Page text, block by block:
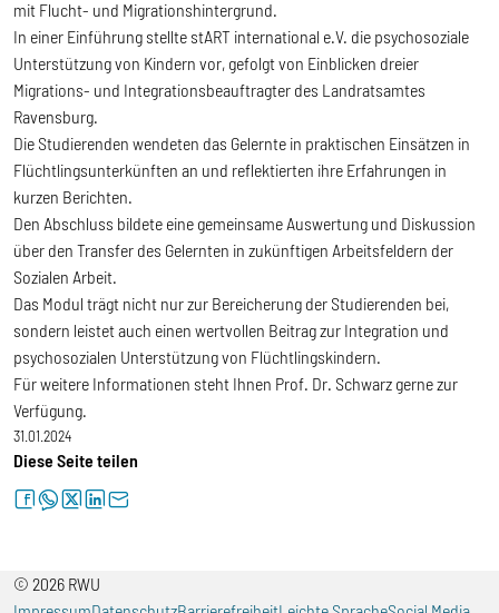
mit Flucht- und Migrationshintergrund.
In einer Einführung stellte stART international e.V. die psychosoziale
Unterstützung von Kindern vor, gefolgt von Einblicken dreier
Migrations- und Integrationsbeauftragter des Landratsamtes
Ravensburg.
Die Studierenden wendeten das Gelernte in praktischen Einsätzen in
Flüchtlingsunterkünften an und reflektierten ihre Erfahrungen in
kurzen Berichten.
Den Abschluss bildete eine gemeinsame Auswertung und Diskussion
über den Transfer des Gelernten in zukünftigen Arbeitsfeldern der
Sozialen Arbeit.
Das Modul trägt nicht nur zur Bereicherung der Studierenden bei,
sondern leistet auch einen wertvollen Beitrag zur Integration und
psychosozialen Unterstützung von Flüchtlingskindern.
Für weitere Informationen steht Ihnen Prof. Dr. Schwarz gerne zur
Verfügung.
31.01.2024
Diese Seite teilen
facebookwhatsapptwitterlinkedinletter
© 2026 RWU